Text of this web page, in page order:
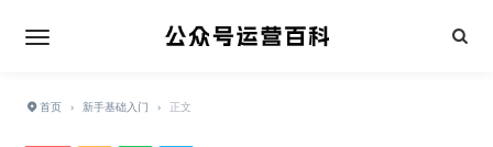
首页 › 新手基础入门 › 正文